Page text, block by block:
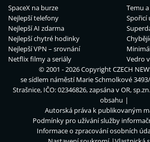
SpaceX na burze
Nejlepší telefony
Nejlepší AI zdarma
Nejlepší chytré hodinky
Nejlepší VPN – srovnání
Netflix filmy a seriály
Temu
Spořicí
Vedro
© 2001 - 2026 CopyrightCZECH
se sídlem náměstí Marie Schmolkové
Strašnice, IČO: 02346826, zapsána v OR,
obsahu
Autorská práva k publikovaným
Podmínky pro užívání služby
Informace o zpracování osobních